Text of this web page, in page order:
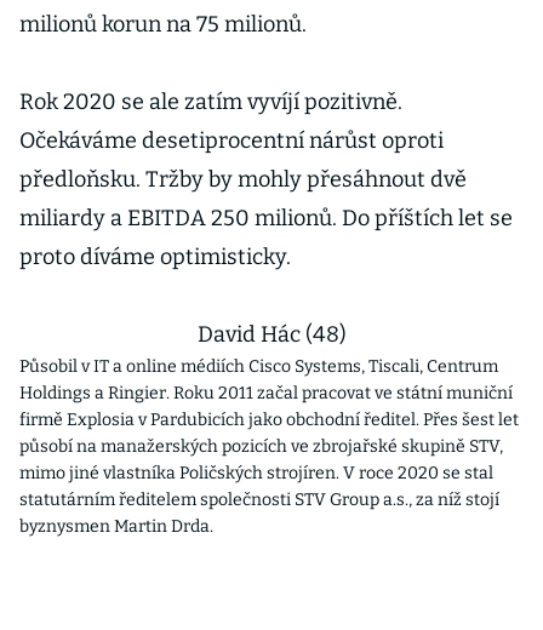
milionů korun na 75 milionů.
Rok 2020 se ale zatím vyvíjí pozitivně.
Očekáváme desetiprocentní nárůst oproti
předloňsku. Tržby by mohly přesáhnout dvě
miliardy a EBITDA 250 milionů. Do příštích let se
proto díváme optimisticky.
David Hác (48)
Působil v IT a online médiích Cisco Systems, Tiscali, Centrum
Holdings a Ringier. Roku 2011 začal pracovat ve státní muniční
firmě Explosia v Pardubicích jako obchodní ředitel. Přes šest let
působí na manažerských pozicích ve zbrojařské skupině STV,
mimo jiné vlastníka Poličských strojíren. V roce 2020 se stal
statutárním ředitelem společnosti STV Group a.s., za níž stojí
byznysmen Martin Drda.